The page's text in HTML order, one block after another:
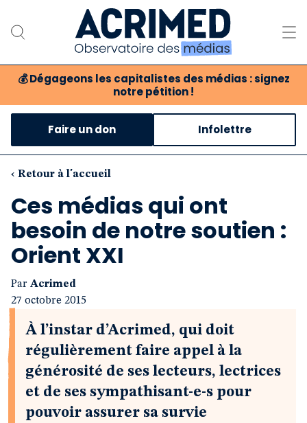
💰 Dégageons les capitalistes des médias : signez
notre pétition !
Notre association
Notre critique des médias
Nos propositions
Notre revue
Boutique
Faire un don Infolettre
‹ Retour à l'accueil
Ces médias qui ont
besoin de notre soutien :
Orient XXI
Par Acrimed
27 octobre 2015
À l’instar d’Acrimed, qui doit
régulièrement faire appel à la
générosité de ses lecteurs, lectrices
et de ses sympathisant-e-s pour
pouvoir assurer sa survie